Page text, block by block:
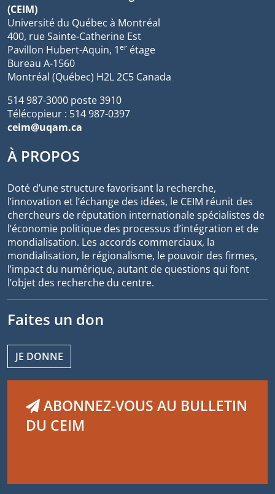
(CEIM)
Université du Québec à Montréal
400, rue Sainte-Catherine Est
Pavillon Hubert-Aquin, 1er étage
Bureau A-1560
Montréal (Québec) H2L 2C5 Canada
514 987-3000 poste 3910
Télécopieur : 514 987-0397
ceim@uqam.ca
À PROPOS
Doté d’une structure favorisant la recherche,
l’innovation et l’échange des idées, le CEIM réunit des
chercheurs de réputation internationale spécialistes de
l’économie politique des processus d’intégration et de
mondialisation. Les accords commerciaux, la
mondialisation, le régionalisme, le pouvoir des firmes,
l’impact du numérique, autant de questions qui font
l’objet des recherche du centre.
Faites un don
JE DONNE
ABONNEZ-VOUS AU BULLETIN
DU CEIM